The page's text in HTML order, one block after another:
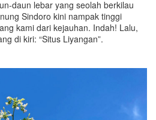
daun lebar yang seolah berkilau
Sindoro kini nampak tinggi
kami dari kejauhan. Indah! Lalu,
di kiri: “Situs Liyangan”.